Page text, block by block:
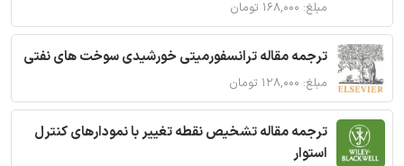
مبلغ: ۱۶۸,۰۰۰ تومان
ترجمه مقاله ترانسفورمیتی خورشیدی سوخت های نفتی
مبلغ: ۱۲۸,۰۰۰ تومان
ترجمه مقاله تشخیص نقطه تغییر با نمودارهای کنترل
استوار